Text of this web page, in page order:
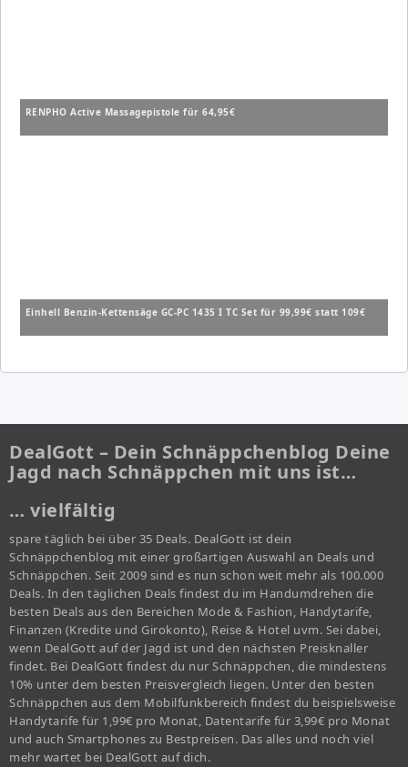
RENPHO Active Massagepistole für 64,95€
Einhell Benzin-Kettensäge GC-PC 1435 I TC Set für 99,99€ statt 109€
DealGott – Dein Schnäppchenblog Deine
Jagd nach Schnäppchen mit uns ist…
… vielfältig
spare täglich bei über 35 Deals. DealGott ist dein
Schnäppchenblog mit einer großartigen Auswahl an Deals und
Schnäppchen. Seit 2009 sind es nun schon weit mehr als 100.000
Deals. In den täglichen Deals findest du im Handumdrehen die
besten Deals aus den Bereichen Mode & Fashion, Handytarife,
Finanzen (Kredite und Girokonto), Reise & Hotel uvm. Sei dabei,
wenn DealGott auf der Jagd ist und den nächsten Preisknaller
findet. Bei DealGott findest du nur Schnäppchen, die mindestens
10% unter dem besten Preisvergleich liegen. Unter den besten
Schnäppchen aus dem Mobilfunkbereich findest du beispielsweise
Handytarife für 1,99€ pro Monat, Datentarife für 3,99€ pro Monat
und auch Smartphones zu Bestpreisen. Das alles und noch viel
mehr wartet bei DealGott auf dich.